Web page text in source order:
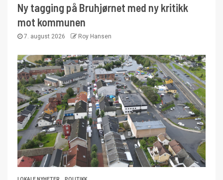
Ny tagging på Bruhjørnet med ny kritikk
mot kommunen
7. august 2026 Roy Hansen